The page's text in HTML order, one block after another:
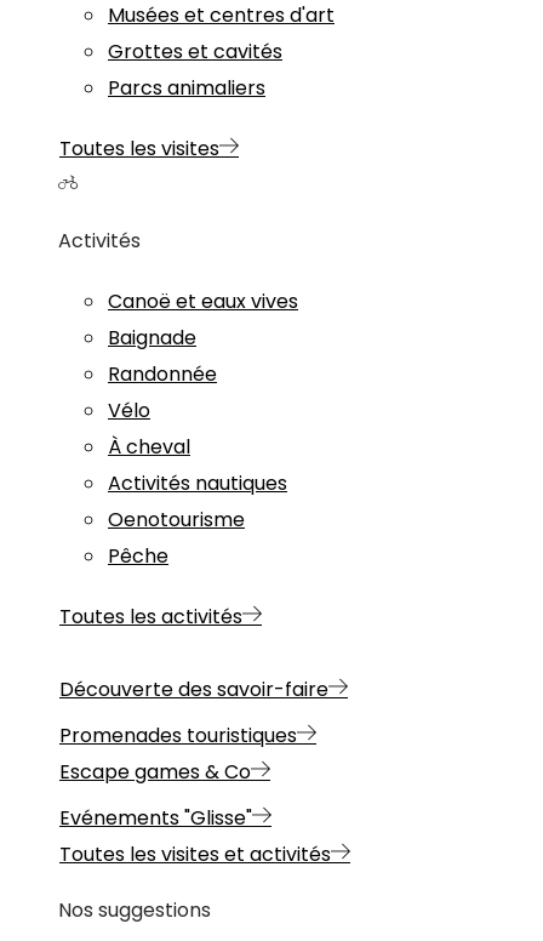
Musées et centres d'art
Grottes et cavités
Parcs animaliers
Toutes les visites
Activités
Canoë et eaux vives
Baignade
Randonnée
Vélo
À cheval
Activités nautiques
Oenotourisme
Pêche
Toutes les activités
Découverte des savoir-faire
Promenades touristiques
Escape games & Co
Evénements "Glisse"
Toutes les visites et activités
Nos suggestions